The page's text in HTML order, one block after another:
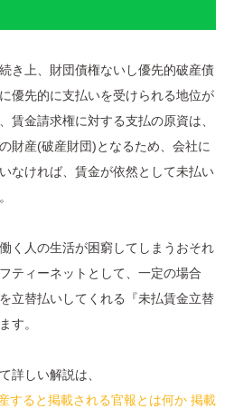
き上、財団債権ないし優先的破産債
優先的に支払いを受けられる地位が
賃金請求権に対する支払の原資は、
財産(破産財団)となるため、会社に
なければ、賃金が依然として未払い
く人の生活が困窮してしまうおそれ
ティーネットとして、一定の場合
立替払いしてくれる『未払賃金立替
す。
詳しい解説は、
すると掲載される官報とは何か 掲載